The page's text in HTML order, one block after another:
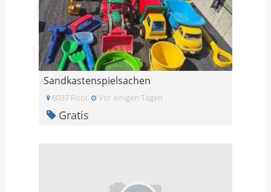
Sandkastenspielsachen
6037 Root Vor einigen Tagen
Gratis